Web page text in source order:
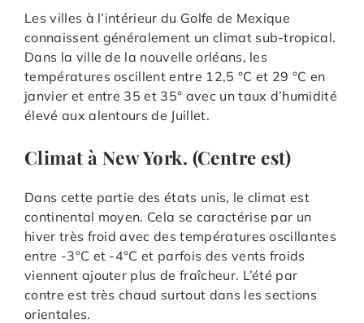
Les villes à l’intérieur du Golfe de Mexique
connaissent généralement un climat sub-tropical.
Dans la ville de la nouvelle orléans, les
températures oscillent entre 12,5 °C et 29 °C en
janvier et entre 35 et 35° avec un taux d’humidité
élevé aux alentours de Juillet.
Climat à New York. (Centre est)
Dans cette partie des états unis, le climat est
continental moyen. Cela se caractérise par un
hiver très froid avec des températures oscillantes
entre -3°C et -4°C et parfois des vents froids
viennent ajouter plus de fraîcheur. L’été par
contre est très chaud surtout dans les sections
orientales.